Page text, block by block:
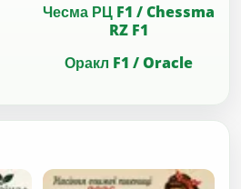
Чесма РЦ F1 / Chessma
RZ F1
Оракл F1 / Oracle